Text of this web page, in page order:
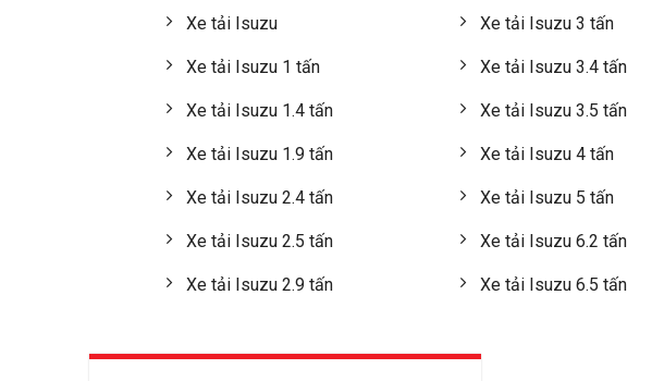
Xe tải Isuzu
Xe tải Isuzu 1 tấn
Xe tải Isuzu 1.4 tấn
Xe tải Isuzu 1.9 tấn
Xe tải Isuzu 2.4 tấn
Xe tải Isuzu 2.5 tấn
Xe tải Isuzu 2.9 tấn
Xe tải Isuzu 3 tấn
Xe tải Isuzu 3.4 tấn
Xe tải Isuzu 3.5 tấn
Xe tải Isuzu 4 tấn
Xe tải Isuzu 5 tấn
Xe tải Isuzu 6.2 tấn
Xe tải Isuzu 6.5 tấn